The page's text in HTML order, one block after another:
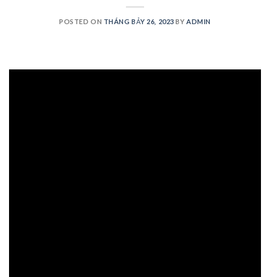
POSTED ON THÁNG BẢY 26, 2023 BY ADMIN